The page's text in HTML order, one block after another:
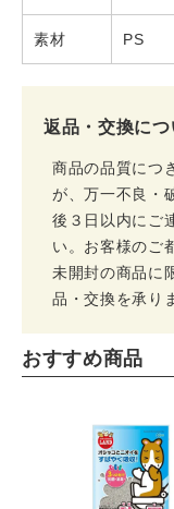
素材 PS
返品・交換につ
商品の品質につ
が、万一不良・
後３日以内にご
い。お客様のご
未開封の商品に
品・交換を承
おすすめ商品